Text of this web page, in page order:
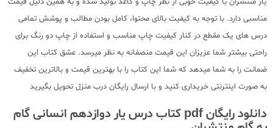
مناسبی دارد. با توجه به کیفیت بالای محتوا، کامل بودن مطالب و پوشش تمامی
درس های یک مقطع در کنار کیفیت چاپ مناسب و استفاده از چاپ دو رنگ برای
راحتی بیشتر شما عزیزان این قیمت منصفانه به نظر میرسد. عشق کتاب این
ضمانت را به شما میدهد که شما این کتاب را با بهترین قیمت و بالاترین تخفیف
به صورت اینترنتی خریداری کنید و با ارسال رایگان درب منزل تحویل بگیرید
دانلود رایگان pdf کتاب درس یار دوازدهم انسانی گام